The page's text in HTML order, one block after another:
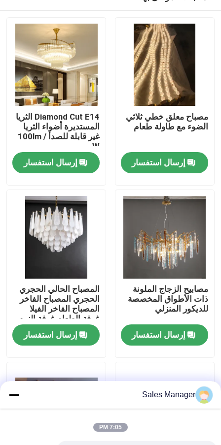
المنزل
جولة في المصنع
مراقبة الجودة
اتصل بنا
اطلب اقتباس
مصابيح مصممة خصيصا
مصباح معلق خطي ثلاثي
الضوء مع طاولة طعام
إرسال استفسار
Diamond Cut E14 الثريا
المستديرة أضواء الثريا
غير قابلة للصدأ 100lm /
W
إرسال استفسار
مصابيح الزجاج الملونة
ذات الأطواق المخصصة
للديكور المنزلي
إرسال استفسار
المصباح الحالي الحجري
الحجري المصباح الفاخر
المصباح الفاخر الفيلا
غرفة الطعام غرفة النوم
المصباح الديكوري
إرسال استفسار
Sales Manager
7:05 PM